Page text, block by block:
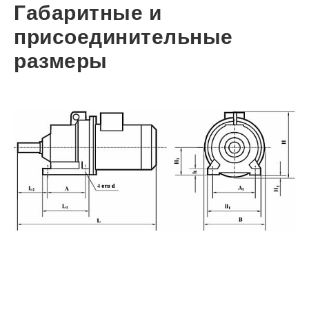
Габаритные и
присоединительные
размеры